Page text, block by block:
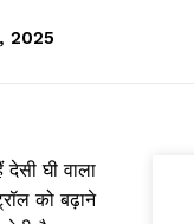
2025
घी वाला
को बढ़ाने